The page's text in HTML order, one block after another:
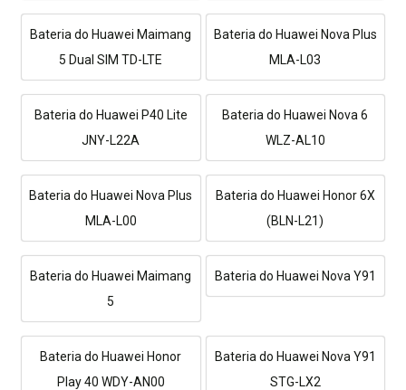
Bateria do Huawei Maimang
5 Dual SIM TD-LTE
Bateria do Huawei Nova Plus
MLA-L03
Bateria do Huawei P40 Lite
JNY-L22A
Bateria do Huawei Nova 6
WLZ-AL10
Bateria do Huawei Nova Plus
MLA-L00
Bateria do Huawei Honor 6X
(BLN-L21)
Bateria do Huawei Maimang
5
Bateria do Huawei Nova Y91
Bateria do Huawei Honor
Play 40 WDY-AN00
Bateria do Huawei Nova Y91
STG-LX2